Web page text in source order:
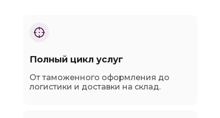
Полный цикл услуг
От таможенного оформления до
логистики и доставки на склад.